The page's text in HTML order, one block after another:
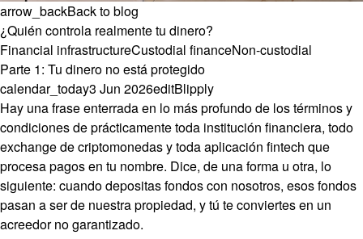
arrow_backBack to blog
¿Quién controla realmente tu dinero?
Financial infrastructureCustodial financeNon-custodial
Parte 1: Tu dinero no está protegido
calendar_today3 Jun 2026editBlipply
Hay una frase enterrada en lo más profundo de los términos y
condiciones de prácticamente toda institución financiera, todo
exchange de criptomonedas y toda aplicación fintech que
procesa pagos en tu nombre. Dice, de una forma u otra, lo
siguiente: cuando depositas fondos con nosotros, esos fondos
pasan a ser de nuestra propiedad, y tú te conviertes en un
acreedor no garantizado.